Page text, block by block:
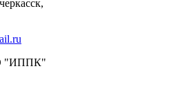
"ИППК"